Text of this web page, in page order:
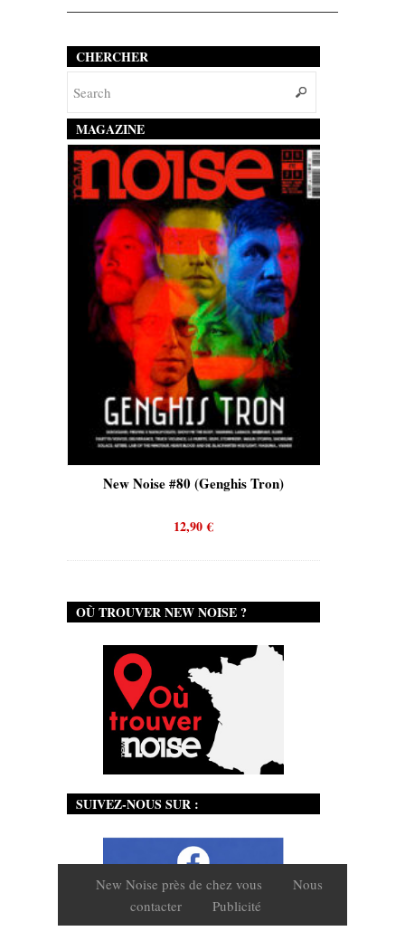
CHERCHER
MAGAZINE
New Noise #80 (Genghis Tron)
12,90€
OÙ TROUVER NEW NOISE ?
SUIVEZ-NOUS SUR :
New Noise près de chez vous
Nous
contacter
Publicité